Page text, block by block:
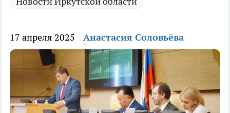
17 апреля 2025 Анастасия Соловьёва